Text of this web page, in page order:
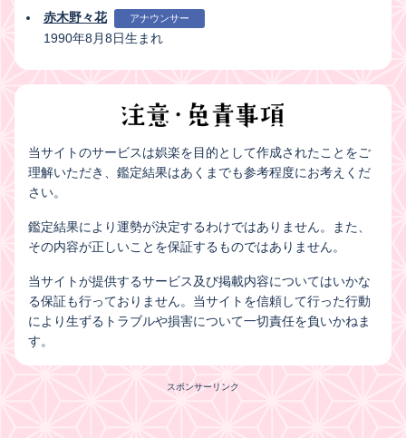
赤木野々花 アナウンサー
1990年8月8日生まれ
当サイトのサービスは娯楽を目的として作成されたことをご
理解いただき、鑑定結果はあくまでも参考程度にお考えくだ
さい。
鑑定結果により運勢が決定するわけではありません。また、
その内容が正しいことを保証するものではありません。
当サイトが提供するサービス及び掲載内容についてはいかな
る保証も行っておりません。当サイトを信頼して行った行動
により生ずるトラブルや損害について一切責任を負いかねま
す。
スポンサーリンク